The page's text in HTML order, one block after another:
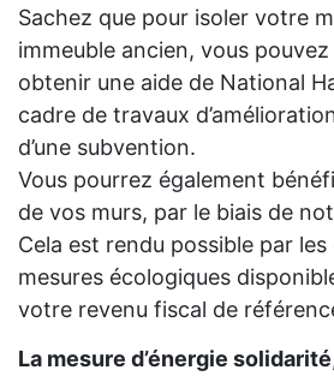
Sachez que pour isoler votre
immeuble ancien, vous
obtenir une aide de National
cadre de travaux
d’une subvention.
Vous pourrez également
de vos murs, par le biais de
Cela est rendu possible par
mesures écologiques
votre revenu fiscal de
La mesure d’énergie solidarité